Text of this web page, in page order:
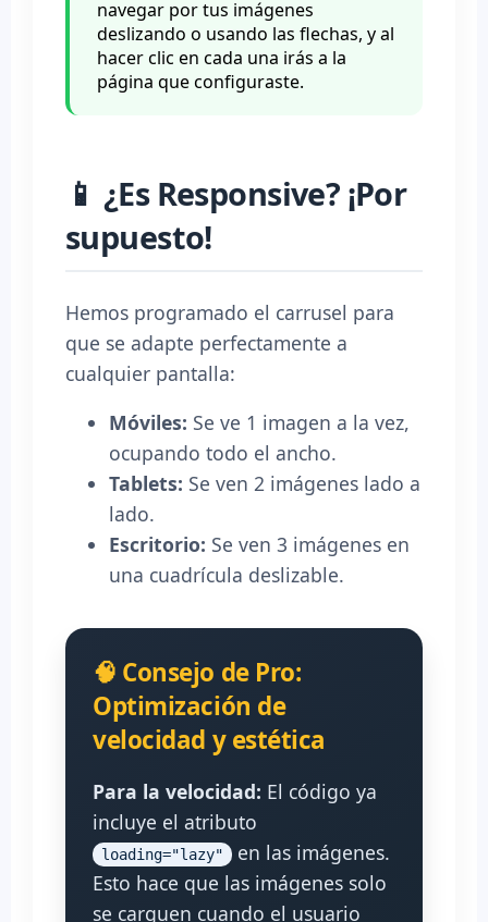
navegar por tus imágenes
deslizando o usando las flechas, y al
hacer clic en cada una irás a la
página que configuraste.
📱 ¿Es Responsive? ¡Por
supuesto!
Hemos programado el carrusel para
que se adapte perfectamente a
cualquier pantalla:
Móviles: Se ve 1 imagen a la vez,
ocupando todo el ancho.
Tablets: Se ven 2 imágenes lado a
lado.
Escritorio: Se ven 3 imágenes en
una cuadrícula deslizable.
🧠 Consejo de Pro:
Optimización de
velocidad y estética
Para la velocidad: El código ya
incluye el atributo
loading="lazy"
en las imágenes.
Esto hace que las imágenes solo
se carguen cuando el usuario